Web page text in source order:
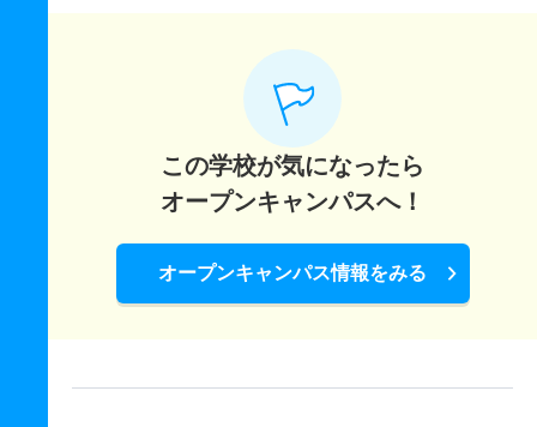
この学校が気になったら
オープンキャンパスへ！
オープンキャンパス情報をみる